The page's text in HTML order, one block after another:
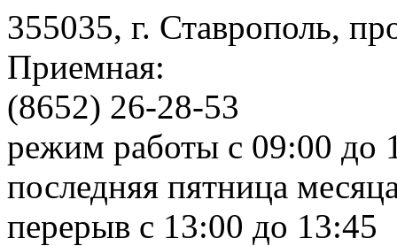
355035, г. Ставрополь,
Приемная:
(8652) 26-28-53
режим работы с 09:00 до
последняя пятница
перерыв с 13:00 до 13:45